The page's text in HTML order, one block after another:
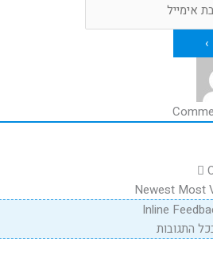
Newest Most
התגובות